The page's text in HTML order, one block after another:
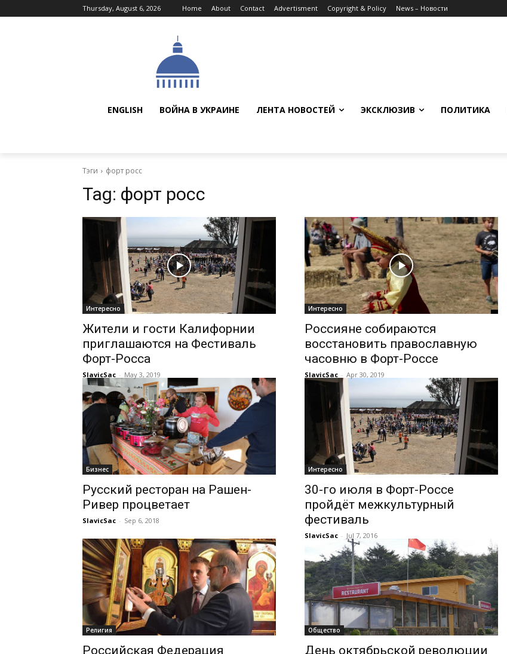
Thursday, August 6, 2026 Home About Contact Advertisment Copyright & Policy News – Новости
ENGLISH ВОЙНА В УКРАИНЕ ЛЕНТА НОВОСТЕЙ ЭКСКЛЮЗИВ ПОЛИТИКА
Тэги форт росс
Tag: форт росс
Интересно
Жители и гости Калифорнии
приглашаются на Фестиваль
Форт-Росса
SlavicSac - May 3, 2019
Интересно
Россияне собираются
восстановить православную
часовню в Форт-Россе
SlavicSac - Apr 30, 2019
Бизнес
Русский ресторан на Рашен-
Ривер процветает
SlavicSac - Sep 6, 2018
Интересно
30-го июля в Форт-Россе
пройдёт межкультурный
фестиваль
SlavicSac - Jul 7, 2016
Религия
Российская Федерация
Общество
День октябрьской революции